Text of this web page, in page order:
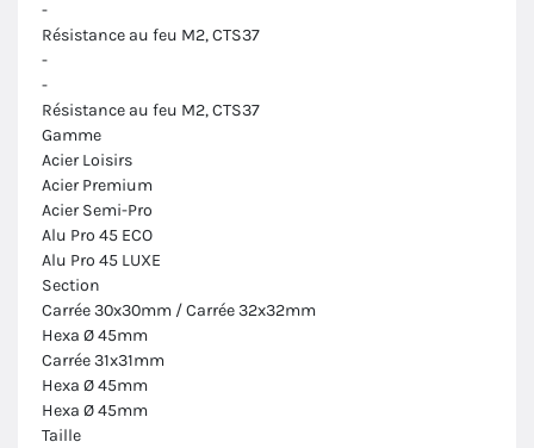
-
Résistance au feu M2, CTS37
-
-
Résistance au feu M2, CTS37
Gamme
Acier Loisirs
Acier Premium
Acier Semi-Pro
Alu Pro 45 ECO
Alu Pro 45 LUXE
Section
Carrée 30x30mm / Carrée 32x32mm
Hexa Ø 45mm
Carrée 31x31mm
Hexa Ø 45mm
Hexa Ø 45mm
Taille